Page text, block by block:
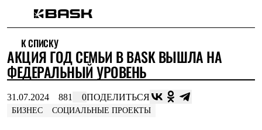
Интернет-магазин
Мужская одежда
Утепленная пухом
Куртки
Жилеты
Комбинезоны
К СПИСКУ
АКЦИЯ ГОД СЕМЬИ В BASK ВЫШЛА НА
ФЕДЕРАЛЬНЫЙ УРОВЕНЬ
31.07.2024 881 0ПОДЕЛИТЬСЯ
БИЗНЕС СОЦИАЛЬНЫЕ ПРОЕКТЫ